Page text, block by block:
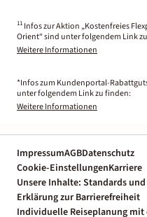
11 Infos zur Aktion „Kostenfreies
Orient“ sind unter folgendem Link
Weitere Informationen
*Infos zum Kundenportal-
unter folgendem Link zu finden:
Weitere Informationen
ImpressumAGBDatenschutz
Cookie-EinstellungenKarriere
Unsere Inhalte: Standards
Erklärung zur Barrierefreiheit
Individuelle Reiseplanung mit